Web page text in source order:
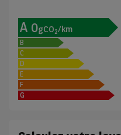
A 0gCO2/km
B
C
D
E
F
G